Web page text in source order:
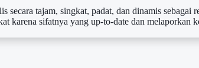
secara tajam, singkat, padat, dan dinamis
karena sifatnya yang up-to-date dan melaporkan